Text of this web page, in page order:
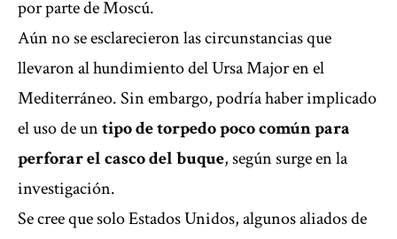
por parte de Moscú.
Aún no se esclarecieron las circunstancias que
llevaron al hundimiento del Ursa Major en el
Mediterráneo. Sin embargo, podría haber implicado
el uso de untipo de torpedo poco común para
perforar el casco del buque, según surge en la
investigación.
Se cree que solo Estados Unidos, algunos aliados de